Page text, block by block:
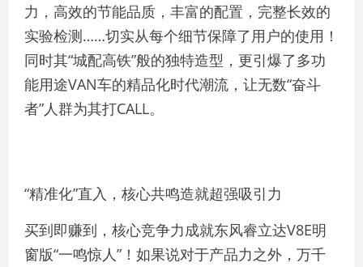
力，高效的节能品质，丰富的配置，完整长效的
实验检测……切实从每个细节保障了用户的使用！
同时其“城配高铁”般的独特造型，更引爆了多功
能用途VAN车的精品化时代潮流，让无数“奋斗
者”人群为其打CALL。
“精准化”直入，核心共鸣造就超强吸引力
买到即赚到，核心竞争力成就东风睿立达V8E明
窗版“一鸣惊人”！如果说对于产品力之外，万千